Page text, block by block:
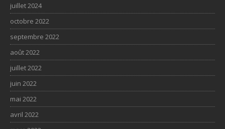
juillet 2024
octobre 2022
septembre 2022
août 2022
juillet 2022
juin 2022
mai 2022
avril 2022